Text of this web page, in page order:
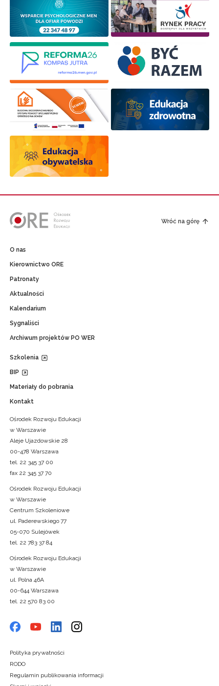
Wróć na górę
O nas
Kierownictwo ORE
Patronaty
Aktualności
Kalendarium
Sygnaliści
Archiwum projektów PO WER
Szkolenia
BIP
Materiały do pobrania
Kontakt
Ośrodek Rozwoju Edukacji
w Warszawie
Aleje Ujazdowskie 28
00-478 Warszawa
tel. 22 345 37 00
fax 22 345 37 70
Ośrodek Rozwoju Edukacji
w Warszawie
Centrum Szkoleniowe
ul. Paderewskiego 77
05-070 Sulejówek
tel. 22 783 37 84
Ośrodek Rozwoju Edukacji
w Warszawie
ul. Polna 46A
00-644 Warszawa
tel. 22 570 83 00
Polityka prywatności
RODO
Regulamin publikowania informacji